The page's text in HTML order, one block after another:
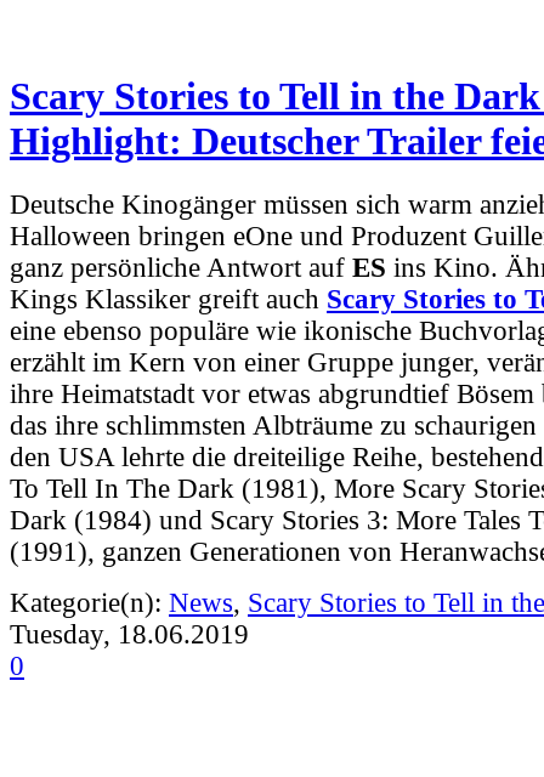
Scary Stories to Tell in the
Highlight: Deutscher Trailer
Deutsche Kinogänger müssen sich warm
Halloween bringen eOne und Produzent
ganz persönliche Antwort auf ES ins Kino.
Kings Klassiker greift auch Scary Stories to
eine ebenso populäre wie ikonische
erzählt im Kern von einer Gruppe junger,
ihre Heimatstadt vor etwas abgrundtief Bösem
das ihre schlimmsten Albträume zu
den USA lehrte die dreiteilige Reihe,
To Tell In The Dark (1981), More Scary
Dark (1984) und Scary Stories 3: More Tales
(1991), ganzen Generationen von
Kategorie(n): News, Scary Stories to Tell in
Tuesday, 18.06.2019
0